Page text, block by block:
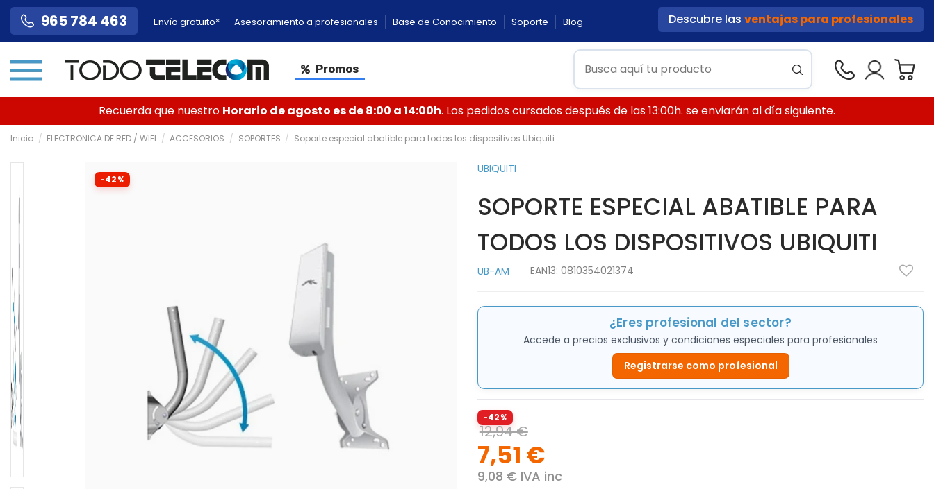
965 784 463 Envío gratuito* Asesoramiento a profesionales Base de Conocimiento Soporte Blog Descubre las ventajas para profesionales
Promos
Recuerda que nuestro Horario de agosto es de 8:00 a 14:00h. Los pedidos cursados después de las 13:00h. se enviarán al día siguiente.
Inicio ELECTRONICA DE RED / WIFI ACCESORIOS SOPORTES Soporte especial abatible para todos los dispositivos Ubiquiti
-42%
UBIQUITI
SOPORTE ESPECIAL ABATIBLE PARA
TODOS LOS DISPOSITIVOS UBIQUITI
UB-AM EAN13: 0810354021374
¿Eres profesional del sector?
Accede a precios exclusivos y condiciones especiales para profesionales
Registrarse como profesional
-42%
12,94 €
7,51 €
9,08 € IVA inc